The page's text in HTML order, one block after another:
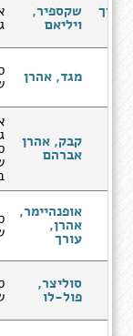
נסיך שקספיר,
ויליאם
מגד, אהרן
קבק, אהרן
אברהם
אופנהיימר,
אהרן,
עורך
סוליצר,
פול-לו